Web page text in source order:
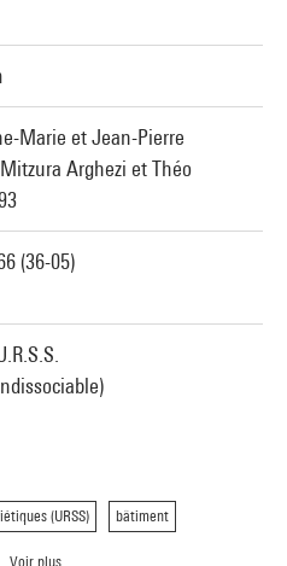
Marie et Jean-Pierre
Arghezi et Théo
(36-05)
(URSS) bâtiment
Voir plus